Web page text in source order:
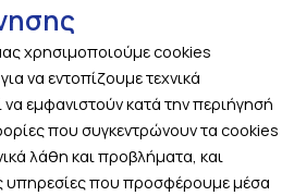
χρησιμοποιούμε cookies
να εντοπίζουμε τεχνικά
εμφανιστούν κατά την περιήγησή
που συγκεντρώνουν τα cookies
λάθη και προβλήματα, και
υπηρεσίες που προσφέρουμε μέσα